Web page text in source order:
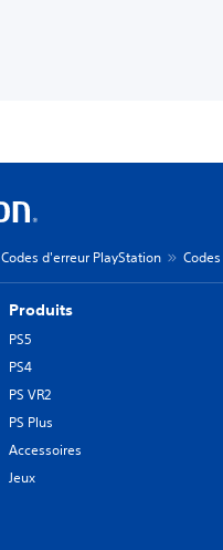
Codes d'erreur PlayStation
Produits
PS5
PS4
PS VR2
PS Plus
Accessoires
Jeux